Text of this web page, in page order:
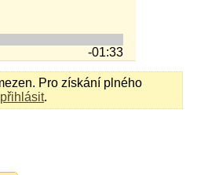
-01:33
Pro získání plného
přihlásit.